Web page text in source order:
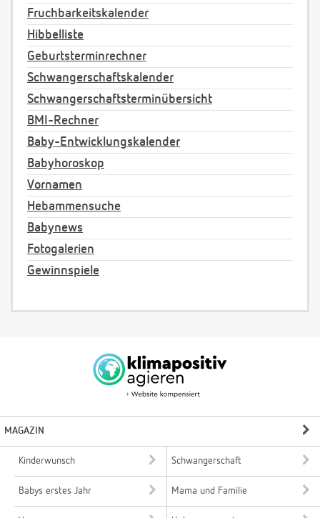
Fruchbarkeitskalender
Hibbelliste
Geburtsterminrechner
Schwangerschaftskalender
Schwangerschaftsterminübersicht
BMI-Rechner
Baby-Entwicklungskalender
Babyhoroskop
Vornamen
Hebammensuche
Babynews
Fotogalerien
Gewinnspiele
MAGAZIN
Kinderwunsch Schwangerschaft
Babys erstes Jahr Mama und Familie